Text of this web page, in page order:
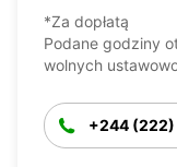
*Za dopłatą
Podane godziny
wolnych
+244